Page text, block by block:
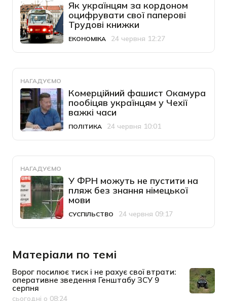
Як українцям за кордоном
оцифрувати свої паперові
Трудові книжки
Категорія
ЕКОНОМІКА
Дата публікації
24 червня 12:27
НАГАДУЄМО
Комерційний фашист Окамура
пообіцяв українцям у Чехії
важкі часи
Категорія
ПОЛІТИКА
Дата публікації
24 червня 10:01
НАГАДУЄМО
У ФРН можуть не пустити на
пляж без знання німецької
мови
Категорія
СУСПІЛЬСТВО
Дата публікації24 червня 09:17
Матеріали по темі
Ворог посилює тиск і не рахує свої втрати:
оперативне зведення Генштабу ЗСУ 9
серпня
сьогодні о 08:24